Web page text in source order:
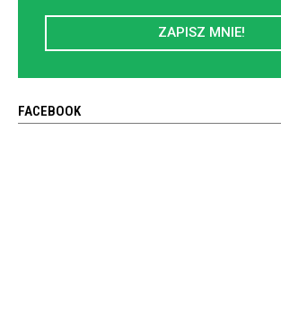
ZAPISZ MNIE!
FACEBOOK